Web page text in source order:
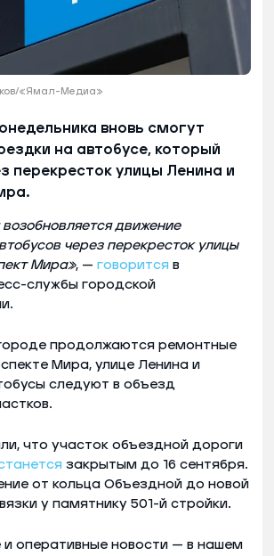
«Ямал-Медиа»
вновь смогут
на автобусе, который
перекресток улицы Ленина и
возобновляется движение
через перекресток улицы
Мира», — говорится в
службы городской
продолжаются ремонтные
Мира, улице Ленина и
следуют в объезд
что участок объездной дороги
закрытым до 16 сентября.
от кольца Объездной до новой
у памятнику 501-й стройки.
оперативные новости — в нашем